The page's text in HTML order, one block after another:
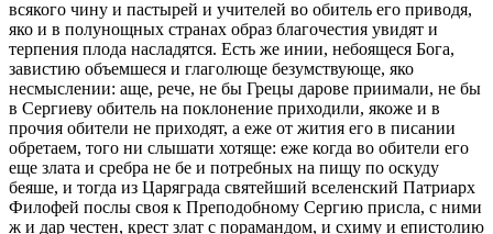
всякого чину и пастырей и учителей во обитель его приводя,
яко и в полунощных странах образ благочестия увидят и
терпения плода насладятся. Есть же инии, небоящеся Бога,
завистию объемшеся и глаголюще безумствующе, яко
несмыслении: аще, рече, не бы Грецы дарове приимали, не бы
в Сергиеву обитель на поклонение приходили, якоже и в
прочия обители не приходят, а еже от жития его в писании
обретаем, того ни слышати хотяще: еже когда во обители его
еще злата и сребра не бе и потребных на пищу по оскуду
беяше, и тогда из Царяграда святейший вселенский Патриарх
Филофей послы своя к Преподобному Сергию присла, с ними
ж и дар честен, крест злат с порамандом, и схиму и епистолию